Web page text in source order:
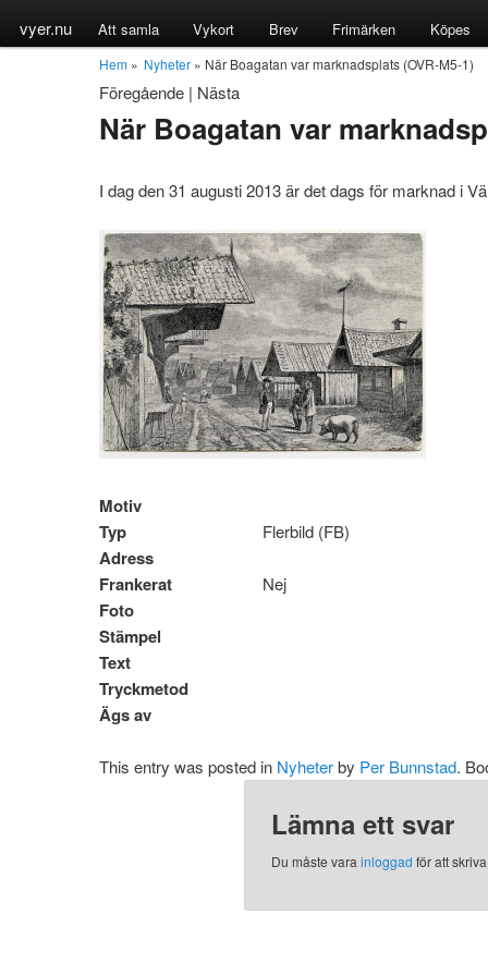
vyer.nu Att samla Vykort Brev Frimärken Köpes
Hem » Nyheter » När Boagatan var marknadsplats (OVR-M5-1)
Föregående | Nästa
När Boagatan var
I dag den 31 augusti 2013 är det dags för marknad i
Motiv
Typ
Flerbild (FB)
Adress
Frankerat
Nej
Foto
Stämpel
Text
Tryckmetod
Ägs av
This entry was posted in Nyheterby Per Bunnstad.
Lämna ett svar
Du måste varainloggad för att